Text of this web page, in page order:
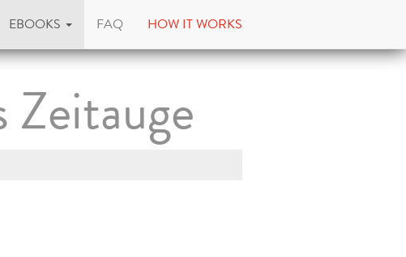
EBOOKS FAQ HOW IT WORKS